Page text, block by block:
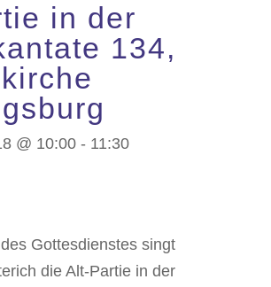
in der
134,
@ 10:00- 11:30
Gottesdienstes singt
die Alt-Partie in der